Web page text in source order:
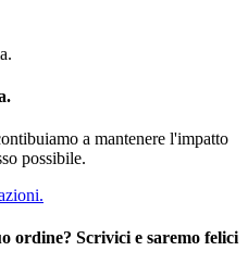
a mantenere l'impatto
possibile.
ordine? Scrivici e saremo felici